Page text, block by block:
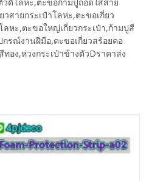
สายกระเป๋าโลหะ,ตะขอเกี่ยว
ลหะ,ตะขอใหญ่เกี่ยวกระเป๋า,ก้ามปูสี
กรณ์งานฝีมือ,ตะขอเกี่ยวสร้อยคอ
อง,ห่วงกระเป๋าข้างตัวDราคาส่ง